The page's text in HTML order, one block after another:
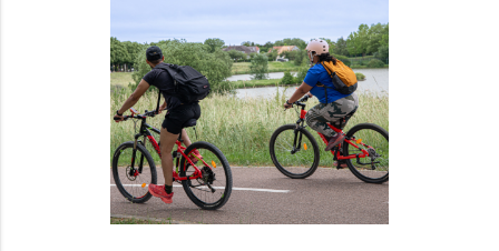
concernant les perturbations des lignes de bus.